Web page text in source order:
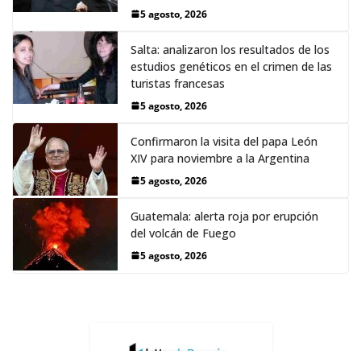
5 agosto, 2026
Salta: analizaron los resultados de los
estudios genéticos en el crimen de las
turistas francesas
5 agosto, 2026
Confirmaron la visita del papa León
XIV para noviembre a la Argentina
5 agosto, 2026
Guatemala: alerta roja por erupción
del volcán de Fuego
5 agosto, 2026